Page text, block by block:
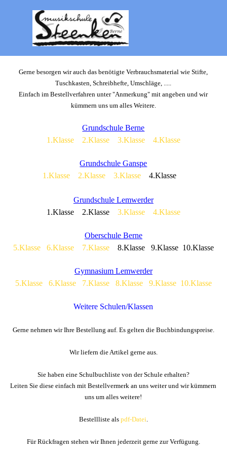
Menü überspringen
Gerne besorgen wir auch das benötigte Verbrauchsmaterial wie Stifte,
Tuschkasten, Schreibhefte, Umschläge, .....
Einfach im Bestellverfahren unter "Anmerkung" mit angeben und wir
kümmern uns um alles Weitere.
Grundschule Berne
1.Klasse
2.Klasse 3.Klasse 4.Klasse
Grundschule Ganspe
1.Klasse
2.Klasse 3.Klasse 4.Klasse
Grundschule Lemwerder
1.Klasse 2.Klasse 3.Klasse 4.Klasse
Oberschule Berne
5.Klasse
6.Klasse 7.Klasse8.Klasse 9.Klasse 10.Klasse
Gymnasium Lemwerder
5.Klasse
6.Klasse 7.Klasse 8.Klasse 9.Klasse 10.Klasse
Weitere Schulen/Klassen
Gerne nehmen wir Ihre Bestellung auf. Es gelten die Buchbindungspreise.
Wirliefern die Artikel gerne aus.
Sie haben eine Schulbuchliste von der Schule erhalten?
Leiten Sie diese einfach mit Bestellvermerk an uns weiter und wir kümmern
uns um alles weitere!
Bestellliste als pdf-Datei.
Für Rückfragen stehen wir Ihnen jederzeit gerne zur Verfügung.